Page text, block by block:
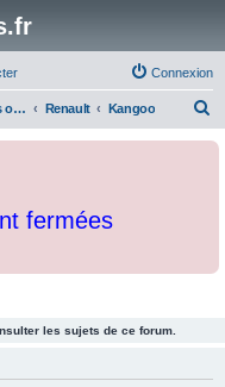
Connexion
Fichiers originaux Renault Kangoo
c
fermées
les sujets de ce forum.